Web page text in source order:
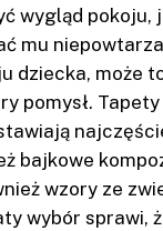
wygląd pokoju,
mu
dziecka, może
pomysł.
bajkowe
wzory ze
wybór sprawi,